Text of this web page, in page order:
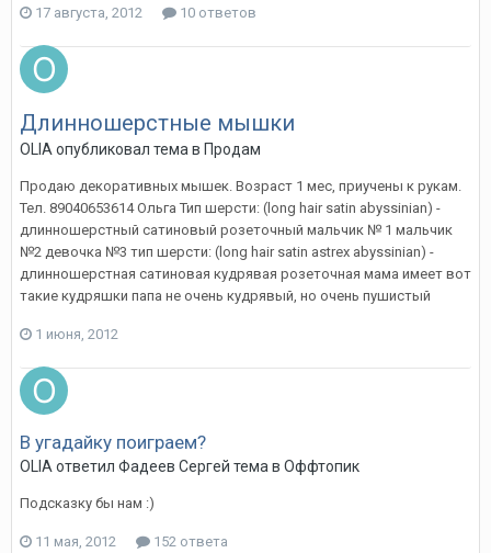
17 августа, 2012 10 ответов
Длинношерстные мышки
OLIA опубликовал тема в Продам
Продаю декоративных мышек. Возраст 1 мес, приучены к рукам.
Тел. 89040653614 Ольга Тип шерсти: (long hair satin abyssinian) -
длинношерстный сатиновый розеточный мальчик № 1 мальчик
№2 девочка №3 тип шерсти: (long hair satin astrex abyssinian) -
длинношерстная сатиновая кудрявая розеточная мама имеет вот
такие кудряшки папа не очень кудрявый, но очень пушистый
1 июня, 2012
В угадайку поиграем?
OLIA ответил Фадеев Сергей тема в Оффтопик
Подсказку бы нам :)
11 мая, 2012 152 ответа